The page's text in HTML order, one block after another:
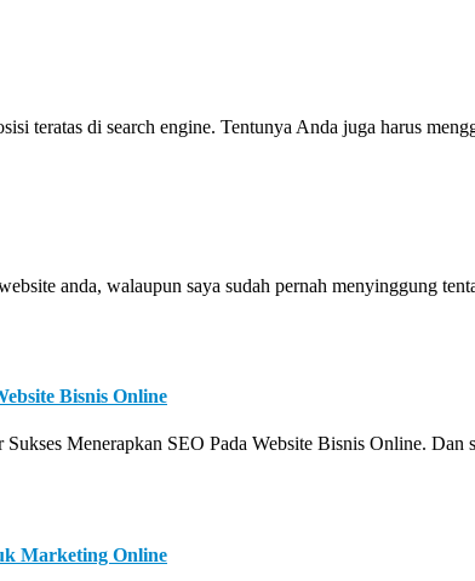
teratas di search engine. Tentunya Anda juga harus
anda, walaupun saya sudah pernah menyinggung
Bisnis Online
Menerapkan SEO Pada Website Bisnis Online. Dan
Marketing Online